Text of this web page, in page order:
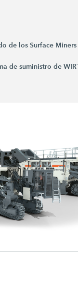
de los Surface
de suministro de